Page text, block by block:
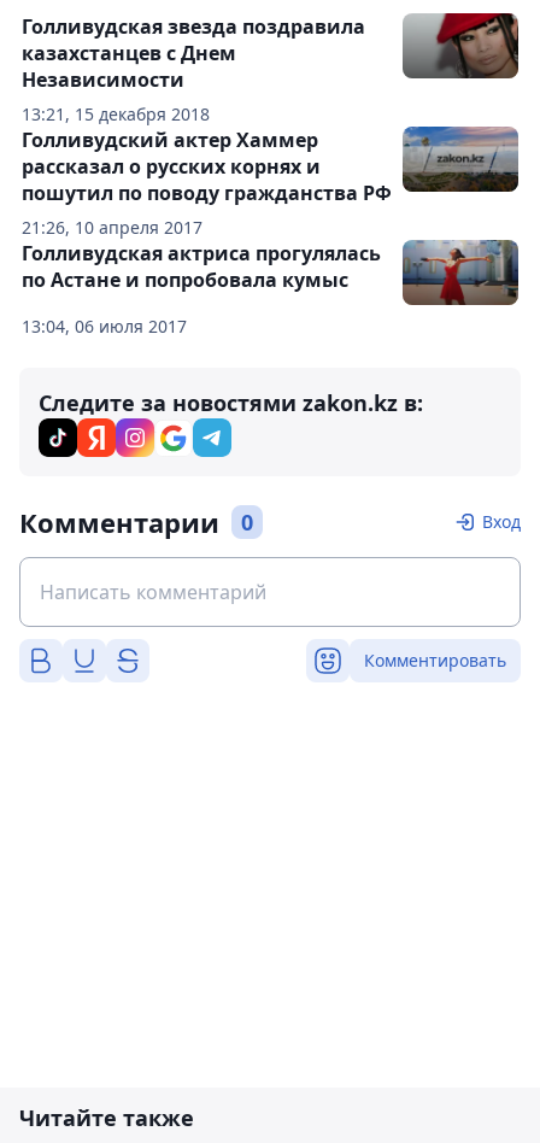
13:21, 15 декабря 2018
Голливудская звезда поздравила
казахстанцев с Днем
Независимости
21:26, 10 апреля 2017
Голливудский актер Хаммер
рассказал о русских корнях и
пошутил по поводу гражданства РФ
13:04, 06 июля 2017
Голливудская актриса прогулялась
по Астане и попробовала кумыс
Следите за новостями zakon.kz в:
Комментарии 0 Вход
Комментировать
Читайте также